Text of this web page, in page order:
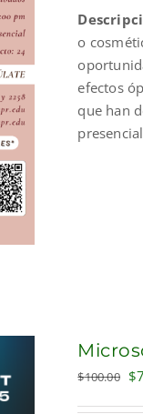
o
efectos
que han
presencial
$100.00 $